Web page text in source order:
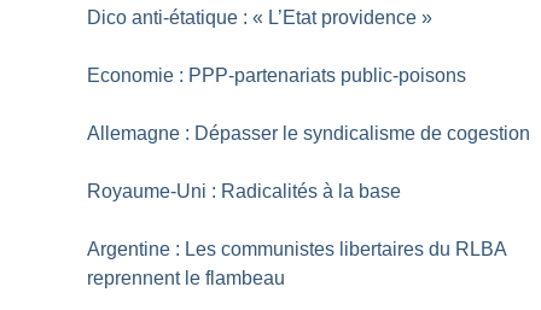
Dico anti-étatique : « L’Etat providence »
Economie : PPP-partenariats public-poisons
Allemagne : Dépasser le syndicalisme de cogestion
Royaume-Uni : Radicalités à la base
Argentine : Les communistes libertaires du RLBA
reprennent le flambeau